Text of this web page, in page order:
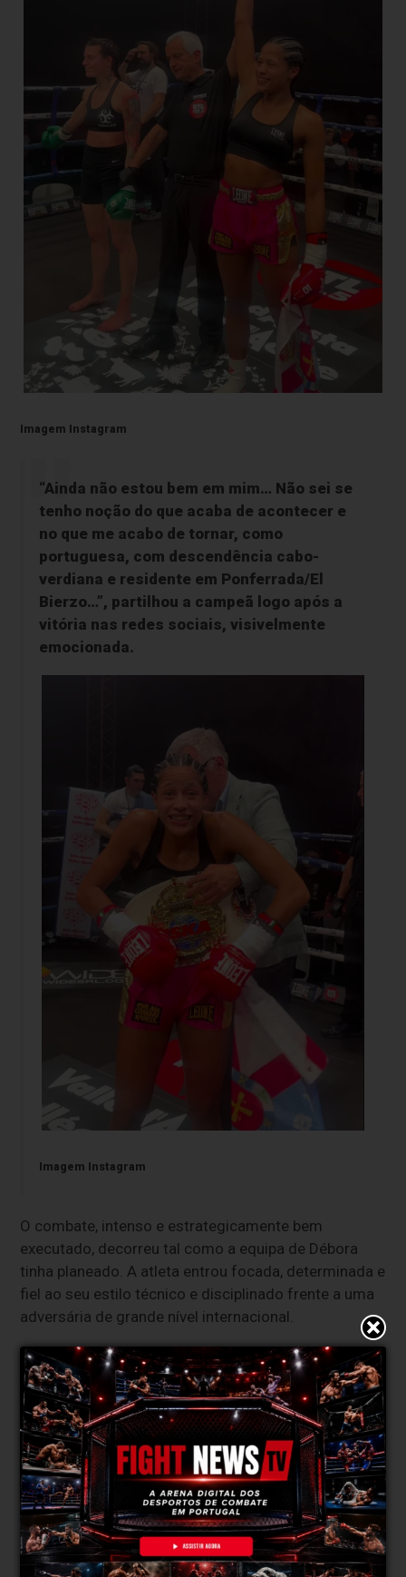
Imagem Instagram
“Ainda não estou bem em mim… Não sei se
tenho noção do que acaba de acontecer e
no que me acabo de tornar, como
portuguesa, com descendência cabo-
verdiana e residente em Ponferrada/El
Bierzo…”, partilhou a campeã logo após a
vitória nas redes sociais, visivelmente
emocionada.
Imagem Instagram
O combate, intenso e estrategicamente bem
executado, decorreu tal como a equipa de Débora
tinha planeado. A atleta entrou focada, determinada e
fiel ao seu estilo técnico e disciplinado frente a uma
adversária de grande nível internacional.
“Saiu como queríamos e como tinha que ser!
Trabalhámos para que assim fosse. Todas
as minhas vitórias e derrotas, todos os
sacrifícios de toda a gente que está à
minha volta levou a este resultado. Não
podia estar mais feliz!”, destacou Débora no
Instagram.